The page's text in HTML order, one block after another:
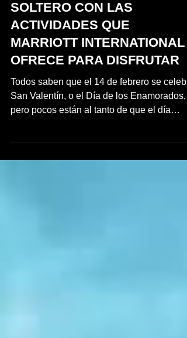
FESTEJA EL DÍA DEL
SOLTERO CON LAS
ACTIVIDADES QUE
MARRIOTT INTERNATIONAL
OFRECE PARA DISFRUTAR
Todos saben que el 14 de febrero se
San Valentín, o el Día de los Enamorados,
antes, el...